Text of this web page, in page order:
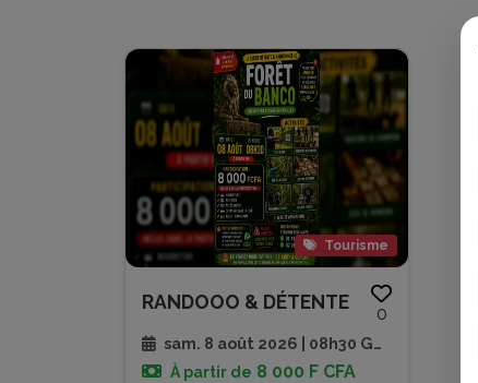
Tourisme
RANDOOO & DÉTENTE
0
sam. 8 août 2026 | 08h30 GMT
À partir de 8 000 F CFA